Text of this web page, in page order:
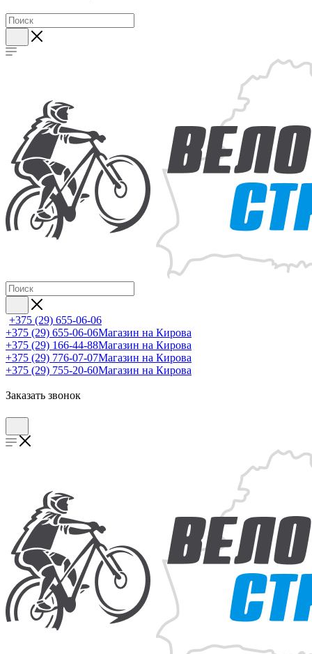
+375 (29) 655-06-06
+375 (29) 655-06-06Магазин на Кирова
+375 (29) 166-44-88Магазин на Кирова
+375 (29) 776-07-07Магазин на Кирова
+375 (29) 755-20-60Магазин на Кирова
Заказать звонок